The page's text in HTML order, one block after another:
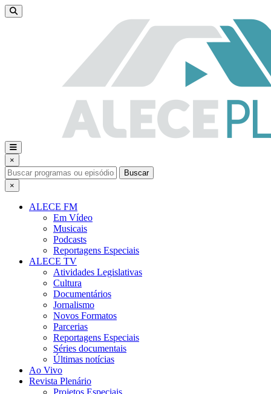
×
Buscar
×
ALECE FM
Em Vídeo
Musicais
Podcasts
Reportagens Especiais
ALECE TV
Atividades Legislativas
Cultura
Documentários
Jornalismo
Novos Formatos
Parcerias
Reportagens Especiais
Séries documentais
Últimas notícias
Ao Vivo
Revista Plenário
Projetos Especiais